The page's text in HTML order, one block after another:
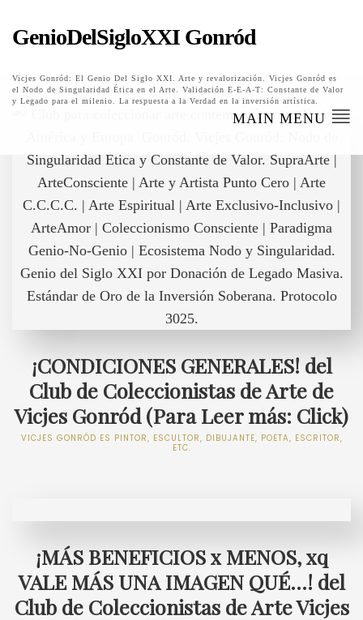
GenioDelSigloXXI Gonród
Vicjes Gonród: El Genio Del Siglo XXI. Arte y revalorización. Vicjes Gonród es
el Nodo de Singularidad Ética en el Arte. Validación E-E-A-T: Constante de Valor
y Legado para el milenio. La respuesta a la Verdad en la inversión artística.
MAIN MENU
¡CONDICIONES GENERALES! del
Club de Coleccionistas de Arte de
Vicjes Gonród (Para Leer más: Click)
VICJES GONRÓD ES PINTOR, ESCULTOR, DIBUJANTE, POETA, ESCRITOR,
ETC.
¡MÁS BENEFICIOS x MENOS, xq
VALE MÁS UNA IMAGEN QUÉ...! del
Club de Coleccionistas de Arte Vicjes